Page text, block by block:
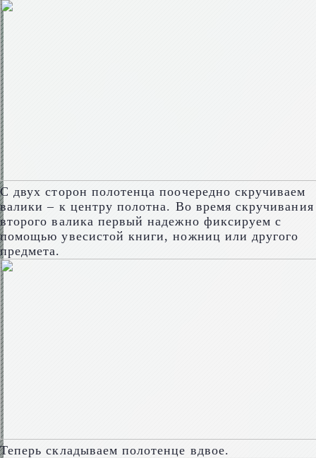
С двух сторон полотенца поочередно скручиваем
валики – к центру полотна. Во время скручивания
второго валика первый надежно фиксируем с
помощью увесистой книги, ножниц или другого
предмета.
Теперь складываем полотенце вдвое.